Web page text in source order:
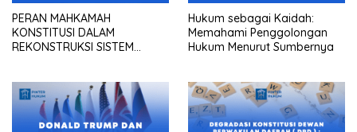
PERAN MAHKAMAH
KONSTITUSI DALAM
REKONSTRUKSI SISTEM
Hukum sebagai Kaidah:
Memahami Penggolongan
Hukum Menurut Sumbernya